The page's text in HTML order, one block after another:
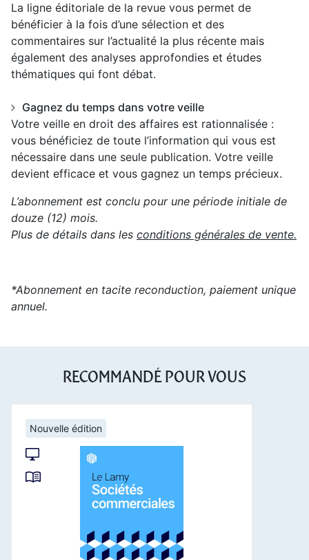
La ligne éditoriale de la revue vous permet de
bénéficier à la fois d’une sélection et des
commentaires sur l’actualité la plus récente mais
également des analyses approfondies et études
thématiques qui font débat.
Gagnez du temps dans votre veille
Votre veille en droit des affaires est rationnalisée :
vous bénéficiez de toute l’information qui vous est
nécessaire dans une seule publication. Votre veille
devient efficace et vous gagnez un temps précieux.
L’abonnement est conclu pour une période initiale de
douze (12) mois.
Plus de détails dans les conditions générales de vente.
*Abonnement en tacite reconduction, paiement unique
annuel.
RECOMMANDÉ POUR VOUS
Nouvelle édition